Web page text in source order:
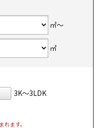
㎡～
㎡
3K～3LDK
ます。